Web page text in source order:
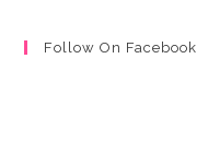
Follow On Facebook